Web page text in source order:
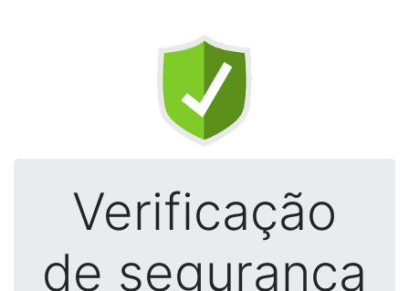
Verificação
de segurança